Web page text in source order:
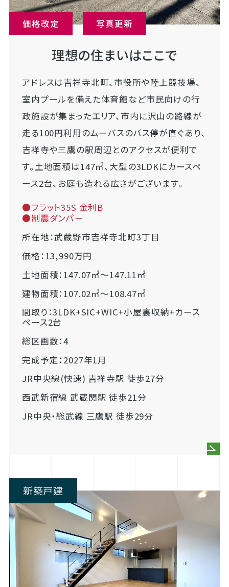
価格改定 写真更新
理想の住まいはここで
アドレスは吉祥寺北町、市役所や陸上競技場、
室内プールを備えた体育館など市民向けの行
政施設が集まったエリア、市内に沢山の路線が
走る100円利用のムーバスのバス停が直ぐあり、
吉祥寺や三鷹の駅周辺とのアクセスが便利で
す。土地面積は147㎡、大型の3LDKにカースペ
ース2台、お庭も造れる広さがございます。
●フラット35S 金利B
●制震ダンパー
所在地：武蔵野市吉祥寺北町3丁目
価格：13,990万円
土地面積：147.07㎡～147.11㎡
建物面積：107.02㎡～108.47㎡
間取り：3LDK+SIC+WIC+小屋裏収納+カース
ペース2台
総区画数：4
完成予定：2027年1月
JR中央線(快速) 吉祥寺駅 徒歩27分
西武新宿線 武蔵関駅 徒歩21分
JR中央・総武線 三鷹駅 徒歩29分
新築戸建